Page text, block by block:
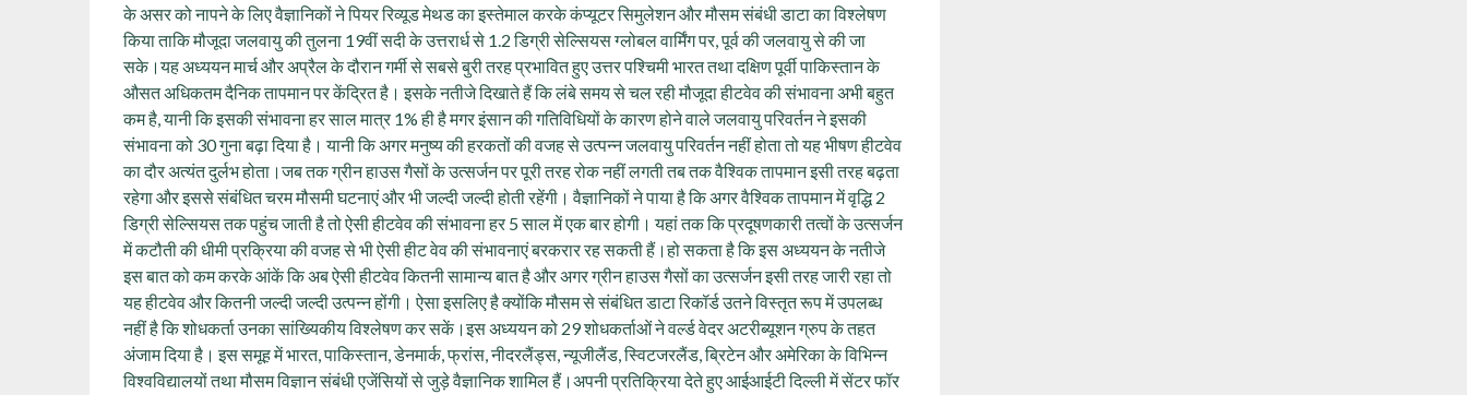
के असर को नापने के लिए वैज्ञानिकों ने पियर रिव्यूड मेथड का इस्तेमाल करके कंप्यूटर सिमुलेशन और मौसम संबंधी डाटा का विश्लेषण
किया ताकि मौजूदा जलवायु की तुलना 19वीं सदी के उत्तरार्ध से 1.2 डिग्री सेल्सियस ग्लोबल वार्मिंग पर, पूर्व की जलवायु से की जा
सके।यह अध्ययन मार्च और अप्रैल के दौरान गर्मी से सबसे बुरी तरह प्रभावित हुए उत्तर पश्चिमी भारत तथा दक्षिण पूर्वी पाकिस्तान के
औसत अधिकतम दैनिक तापमान पर केंद्रित है। इसके नतीजे दिखाते हैं कि लंबे समय से चल रही मौजूदा हीटवेव की संभावना अभी बहुत
कम है, यानी कि इसकी संभावना हर साल मात्र 1% ही है मगर इंसान की गतिविधियों के कारण होने वाले जलवायु परिवर्तन ने इसकी
संभावना को 30 गुना बढ़ा दिया है। यानी कि अगर मनुष्य की हरकतों की वजह से उत्पन्न जलवायु परिवर्तन नहीं होता तो यह भीषण हीटवेव
का दौर अत्यंत दुर्लभ होता।जब तक ग्रीन हाउस गैसों के उत्सर्जन पर पूरी तरह रोक नहीं लगती तब तक वैश्विक तापमान इसी तरह बढ़ता
रहेगा और इससे संबंधित चरम मौसमी घटनाएं और भी जल्दी जल्दी होती रहेंगी। वैज्ञानिकों ने पाया है कि अगर वैश्विक तापमान में वृद्धि 2
डिग्री सेल्सियस तक पहुंच जाती है तो ऐसी हीटवेव की संभावना हर 5 साल में एक बार होगी। यहां तक कि प्रदूषणकारी तत्वों के उत्सर्जन
में कटौती की धीमी प्रक्रिया की वजह से भी ऐसी हीट वेव की संभावनाएं बरकरार रह सकती हैं।हो सकता है कि इस अध्ययन के नतीजे
इस बात को कम करके आंकें कि अब ऐसी हीटवेव कितनी सामान्य बात है और अगर ग्रीन हाउस गैसों का उत्सर्जन इसी तरह जारी रहा तो
यह हीटवेव और कितनी जल्दी जल्दी उत्पन्न होंगी। ऐसा इसलिए है क्योंकि मौसम से संबंधित डाटा रिकॉर्ड उतने विस्तृत रूप में उपलब्ध
नहीं है कि शोधकर्ता उनका सांख्यिकीय विश्लेषण कर सकें।इस अध्ययन को 29 शोधकर्ताओं ने वर्ल्ड वेदर अटरीब्यूशन ग्रुप के तहत
अंजाम दिया है। इस समूह में भारत, पाकिस्तान, डेनमार्क, फ्रांस, नीदरलैंड्स, न्यूजीलैंड, स्विटजरलैंड, ब्रिटेन और अमेरिका के विभिन्न
विश्वविद्यालयों तथा मौसम विज्ञान संबंधी एजेंसियों से जुड़े वैज्ञानिक शामिल हैं।अपनी प्रतिक्रिया देते हुए आईआईटी दिल्ली में सेंटर फॉर